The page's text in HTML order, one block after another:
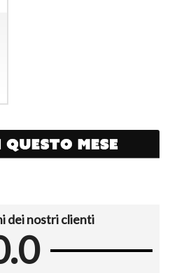
dei nostri clienti